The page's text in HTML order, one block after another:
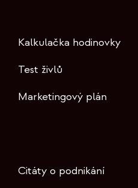
Kalkulačka hodinovky
Test živlů
Marketingový plán
Citáty o podnikání